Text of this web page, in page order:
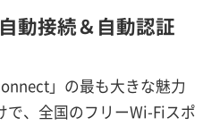
動接続＆自動認証
」の最も大きな魅力
で、全国のフリーWi-Fiスポ